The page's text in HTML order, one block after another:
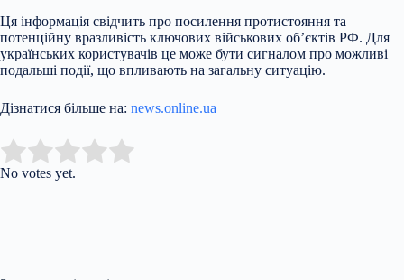
Ця інформація свідчить про посилення протистояння та
потенційну вразливість ключових військових об’єктів РФ. Для
українських користувачів це може бути сигналом про можливі
подальші події, що впливають на загальну ситуацію.
Дізнатися більше на: news.online.ua
Rate this item:
No votes yet.